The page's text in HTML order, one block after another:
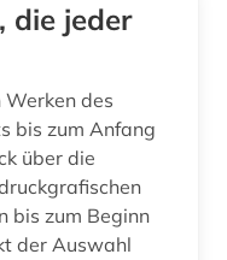
die jeder
des
bis zum Anfang
über die
bis zum Beginn
der Auswahl